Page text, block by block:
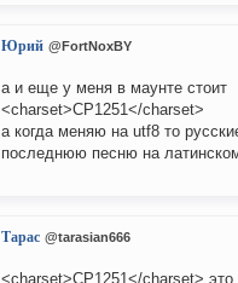
Юрий @FortNoxBY
а и еще у меня в маунте стоит
<charset>CP1251</charset>
а когда меняю на utf8 то
последнюю песню на
Тарас @tarasian666
<charset>CP1251</charset> это